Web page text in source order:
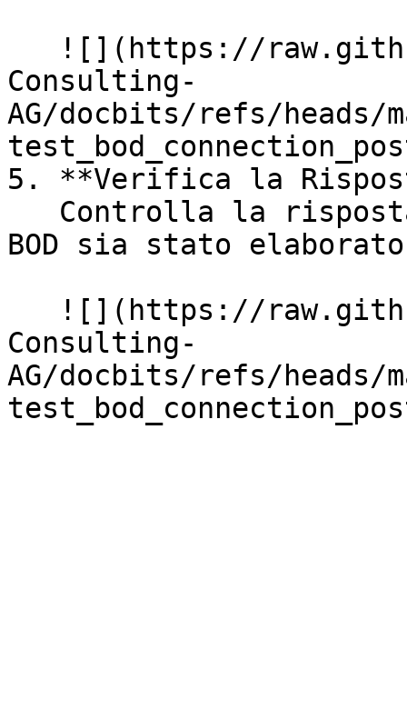
Consulting-
AG/docbits/refs/heads/
5. **Verifica la
BOD sia stato
Consulting-
AG/docbits/refs/heads/